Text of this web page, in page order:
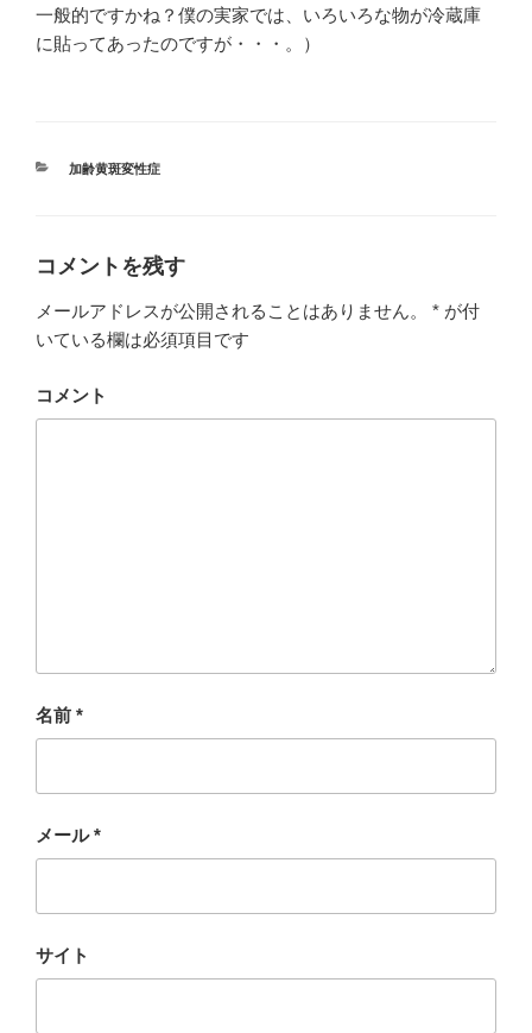
一般的ですかね？僕の実家では、いろいろな物が冷蔵庫
に貼ってあったのですが・・・。）
カ
ー
加齢黄斑変性症
コメントを残す
メールアドレスが公開されることはありません。 * が付
いている欄は必須項目です
コメント
名前 *
メール*
サイト